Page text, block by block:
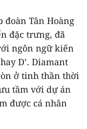
đoàn Tân Hoàng
đặc trưng, đã
ngôn ngữ kiến
D’. Diamant
ở tinh thần thời
tầm với dự án
được cá nhân